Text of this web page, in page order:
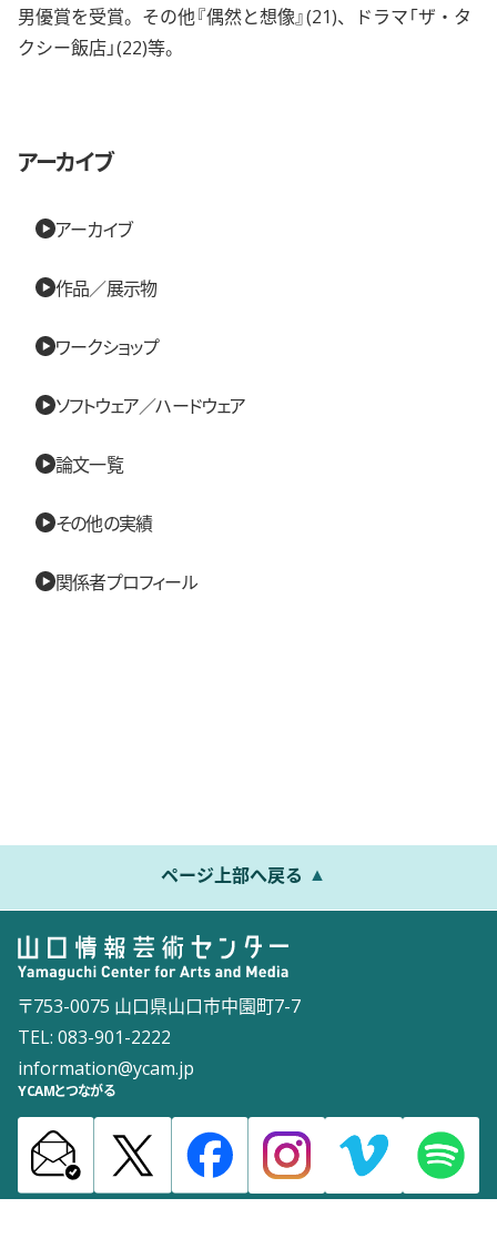
男優賞を受賞。その他『偶然と想像』(21)、ドラマ「ザ・タ
クシー飯店」(22)等。
アーカイブ
アーカイブ
作品／展示物
ワークショップ
ソフトウェア／ハードウェア
論文一覧
その他の実績
関係者プロフィール
ページ上部へ戻る
〒753-0075 山口県山口市中園町7-7
TEL: 083-901-2222
information@ycam.jp
YCAMとつながる